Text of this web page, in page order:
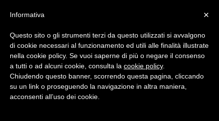
Cronaca
Stamina, battaglia legale
×
Informativa
Questo sito o gli strumenti terzi da questo utilizzati si avvalgono
di cookie necessari al funzionamento ed utili alle finalità illustrate
nella cookie policy. Se vuoi saperne di più o negare il consenso
a tutti o ad alcuni cookie, consulta la cookie policy.
Chiudendo questo banner, scorrendo questa pagina, cliccando
su un link o proseguendo la navigazione in altra maniera,
acconsenti all’uso dei cookie.